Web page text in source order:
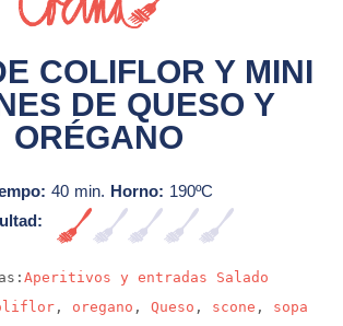
COLIFLOR Y MINI
DE QUESO Y
ORÉGANO
40 min. Horno: 190ºC
Aperitivos y entradas
Salado
, oregano , Queso , scone , sopa